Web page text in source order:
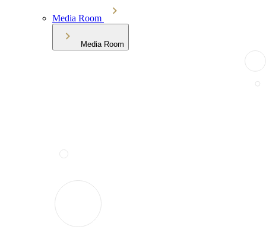
Media Room
Media Room